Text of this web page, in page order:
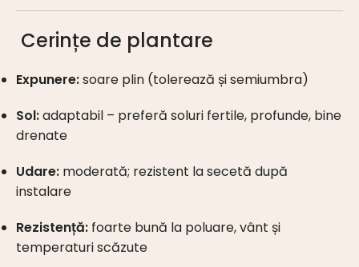
Cerințe de plantare
Expunere:soare plin (tolerează și semiumbra)
Sol:adaptabil – preferă soluri fertile, profunde, bine
drenate
Udare: moderată; rezistent la secetă după
instalare
Rezistență: foarte bună la poluare, vânt și
temperaturi scăzute